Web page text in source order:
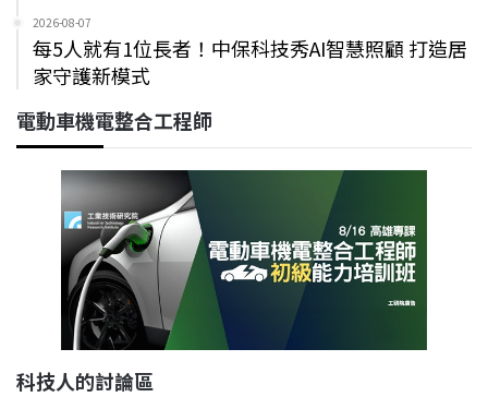
2026-08-07
每5人就有1位長者！中保科技秀AI智慧照顧 打造居
家守護新模式
電動車機電整合工程師
科技人的討論區